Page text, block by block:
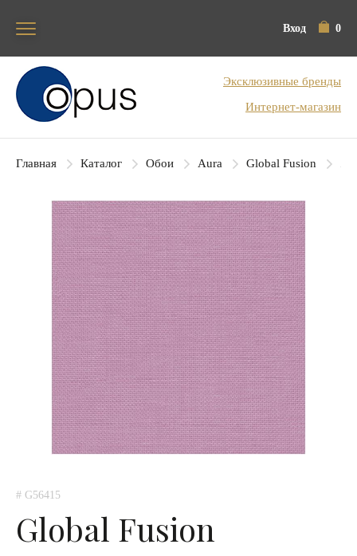
Вход 0
Блок поиска
Эксклюзивные бренды
Интернет-магазин
Главная Каталог Обои Aura Global Fusion
# G56415
Global Fusion